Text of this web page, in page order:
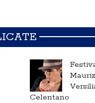
Celentano